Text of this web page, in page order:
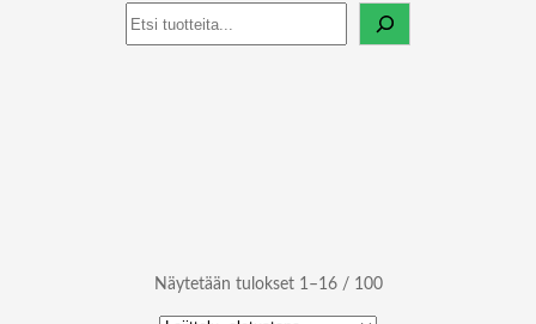
Haku
Näytetään tulokset 1–16 / 100